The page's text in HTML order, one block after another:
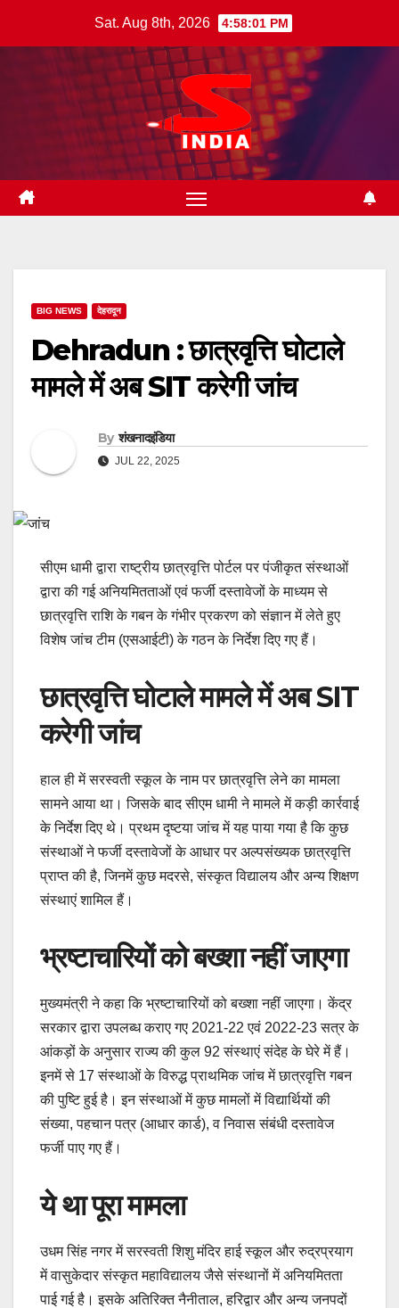
Sat. Aug 8th, 2026 4:58:02 PM
BIG NEWS देहरादून
Dehradun : छात्रवृत्ति घोटाले
मामले में अब SIT करेगी जांच
By शंखनादइंडिया
JUL 22, 2025
सीएम धामी द्वारा राष्ट्रीय छात्रवृत्ति पोर्टल पर पंजीकृत संस्थाओं
द्वारा की गई अनियमितताओं एवं फर्जी दस्तावेजों के माध्यम से
छात्रवृत्ति राशि के गबन के गंभीर प्रकरण को संज्ञान में लेते हुए
विशेष जांच टीम (एसआईटी) के गठन के निर्देश दिए गए हैं।
छात्रवृत्ति घोटाले मामले में अब SIT
करेगी जांच
हाल ही में सरस्वती स्कूल के नाम पर छात्रवृत्ति लेने का मामला
सामने आया था। जिसके बाद सीएम धामी ने मामले में कड़ी कार्रवाई
के निर्देश दिए थे। प्रथम दृष्टया जांच में यह पाया गया है कि कुछ
संस्थाओं ने फर्जी दस्तावेजों के आधार पर अल्पसंख्यक छात्रवृत्ति
प्राप्त की है, जिनमें कुछ मदरसे, संस्कृत विद्यालय और अन्य शिक्षण
संस्थाएं शामिल हैं।
भ्रष्टाचारियों को बख्शा नहीं जाएगा
मुख्यमंत्री ने कहा कि भ्रष्टाचारियों को बख्शा नहीं जाएगा। केंद्र
सरकार द्वारा उपलब्ध कराए गए 2021-22 एवं 2022-23 सत्र के
आंकड़ों के अनुसार राज्य की कुल 92 संस्थाएं संदेह के घेरे में हैं।
इनमें से 17 संस्थाओं के विरुद्ध प्राथमिक जांच में छात्रवृत्ति गबन
की पुष्टि हुई है। इन संस्थाओं में कुछ मामलों में विद्यार्थियों की
संख्या, पहचान पत्र (आधार कार्ड), व निवास संबंधी दस्तावेज
फर्जी पाए गए हैं।
ये था पूरा मामला
उधम सिंह नगर में सरस्वती शिशु मंदिर हाई स्कूल और रुद्रप्रयाग
में वासुकेदार संस्कृत महाविद्यालय जैसे संस्थानों में अनियमितता
पाई गई है। इसके अतिरिक्त नैनीताल, हरिद्वार और अन्य जनपदों